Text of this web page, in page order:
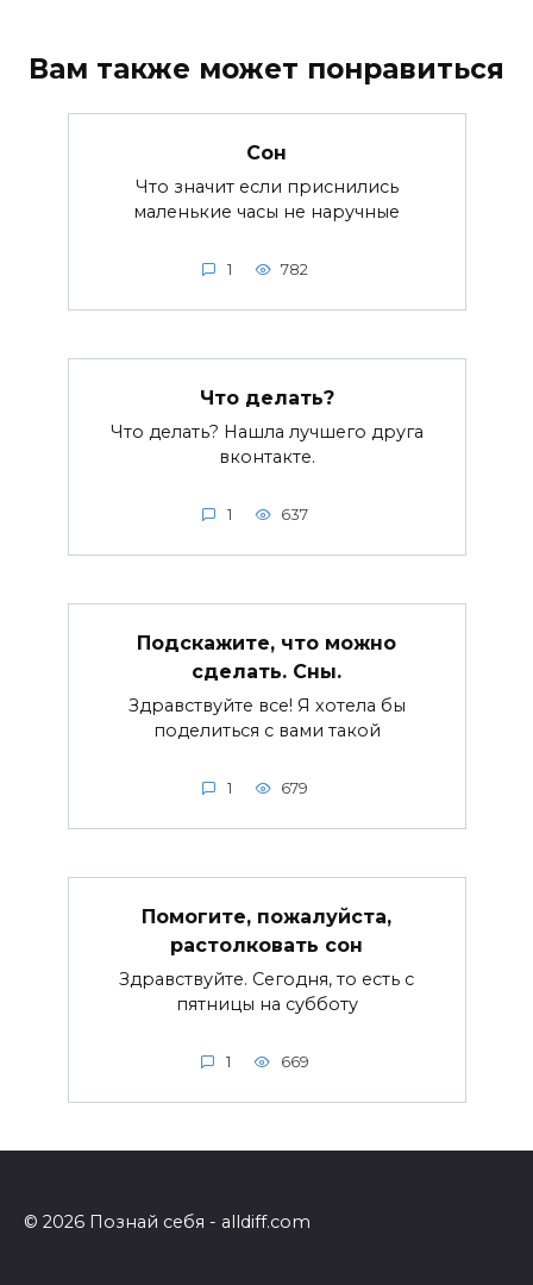
Вам также может понравиться
Сон
Что значит если приснились
маленькие часы не наручные
1 782
Что делать?
Что делать? Нашла лучшего друга
вконтакте.
1 637
Подскажите, что можно
сделать. Сны.
Здравствуйте все! Я хотела бы
поделиться с вами такой
1 679
Помогите, пожалуйста,
растолковать сон
Здравствуйте. Сегодня, то есть с
пятницы на субботу
1 669
© 2026 Познай себя - alldiff.com